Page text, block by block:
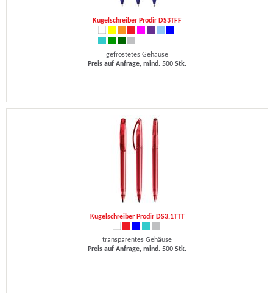
Kugelschreiber Prodir DS3TFF
gefrostetes Gehäuse
Preis auf Anfrage, mind. 500 Stk.
Kugelschreiber Prodir DS3.1TTT
transparentes Gehäuse
Preis auf Anfrage, mind. 500 Stk.